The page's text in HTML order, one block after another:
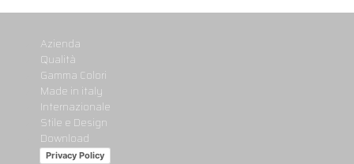
Azienda
Qualità
Gamma Colori
Made in italy
Internazionale
Stile e Design
Download
Privacy Policy